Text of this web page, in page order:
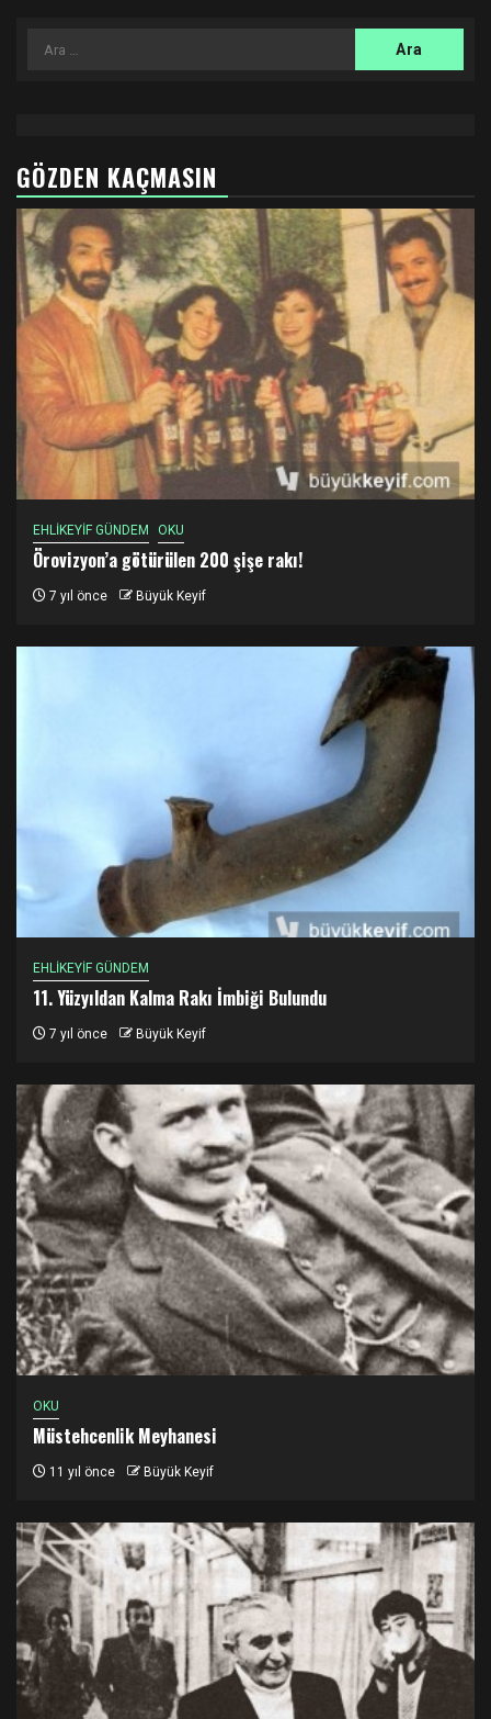
Arama:
GÖZDEN KAÇMASIN
EHLİKEYİF GÜNDEM OKU
Örovizyon’a götürülen 200 şişe rakı!
7 yıl önce Büyük Keyif
EHLİKEYİF GÜNDEM
11. Yüzyıldan Kalma Rakı İmbiği Bulundu
7 yıl önce Büyük Keyif
OKU
Müstehcenlik Meyhanesi
11 yıl önce Büyük Keyif